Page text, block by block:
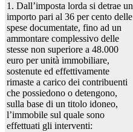
1. Dall’imposta lorda si detrae un
importo pari al 36 per cento delle
spese documentate, fino ad un
ammontare complessivo delle
stesse non superiore a 48.000
euro per unità immobiliare,
sostenute ed effettivamente
rimaste a carico dei contribuenti
che possiedono o detengono,
sulla base di un titolo idoneo,
l’immobile sul quale sono
effettuati gli interventi: